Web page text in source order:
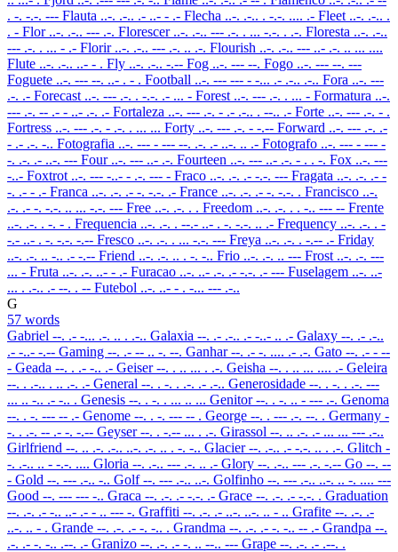
. -. -.-. --- Flauta ..-. .-.. .- ..- - .- Flecha ..-. .-.. . -.-. .... .- Fleet ..-. .-.. .
. - Flor ..-. .-.. --- .-. Florescer ..-. .-.. --- .-. . ... -.-. . .-. Floresta ..-. .-..
--- .-. . ... - .- Florir ..-. .-.. --- .-. .. .-. Flourish ..-. .-.. --- ..- .-. .. ... ....
Flute ..-. .-.. ..- - . Fly ..-. .-.. -.-- Fog ..-. --- --. Fogo ..-. --- --. ---
Foguete ..-. --- --. ..- . - . Football ..-. --- --- - -... .- .-.. .-.. Fora ..-. ---
.-. .- Forecast ..-. --- .-. . -.-. .- ... - Forest ..-. --- .-. . ... - Formatura ..-.
--- .-. -- .- - ..- .-. .- Fortaleza ..-. --- .-. - .- .-.. . --.. .- Forte ..-. --- .-. - .
Fortress ..-. --- .-. - .-. . ... ... Forty ..-. --- .-. - -.-- Forward ..-. --- .-. .-
- .- .-. -.. Fotografia ..-. --- - --- --. .-. .- ..-. .. .- Fotografo ..-. --- - --- -
-. .-. .- ..-. --- Four ..-. --- ..- .-. Fourteen ..-. --- ..- .-. - . . -. Fox ..-. ---
-..- Foxtrot ..-. --- -..- - .-. --- - Fraco ..-. .-. .- -.-. --- Fragata ..-. .-. .- -
-. .- - .- Franca ..-. .-. .- -. -.-. .- France ..-. .-. .- -. -.-. . Francisco ..-.
.-. .- -. -.-. .. ... -.-. --- Free ..-. .-. . . Freedom ..-. .-. . . -.. --- -- Frente
..-. .-. . -. - . Frequencia ..-. .-. . --.- ..- . -. -.-. .. .- Frequency ..-. .-. . -
-.- ..- . -. -.-. -.-- Fresco ..-. .-. . ... -.-. --- Freya ..-. .-. . -.-- .- Friday
..-. .-. .. -.. .- -.-- Friend ..-. .-. .. . -. -.. Frio ..-. .-. .. --- Frost ..-. .-. ---
... - Fruta ..-. .-. ..- - .- Furacao ..-. ..- .-. .- -.-. .- --- Fuselagem ..-. ..-
... . .-.. .- --. . -- Futebol ..-. ..- - . -... --- .-..
G
57 words
Gabriel --. .- -... .-. .. . .-.. Galaxia --. .- .-.. .- -..- .. .- Galaxy --. .- .-..
.- -..- -.-- Gaming --. .- -- .. -. --. Ganhar--. .- -. .... .- .-. Gato --. .- - --
- Geada --. . .- -.. .- Geiser--. . .. ... . .-. Geisha --. . .. ... .... .- Geleira
--. . .-.. . .. .-. .- General --. . -. . .-. .- .-.. Generosidade --. . -. . .-. ---
... .. -.. .- -.. . Genesis --. . -. . ... .. ... Genitor--. . -. .. - --- .-. Genoma
--. . -. --- -- .- Genome --. . -. --- -- . George --. . --- .-. --. . Germany -
-. . .-. -- .- -. -.-- Geyser--. . -.-- ... . .-. Girassol --. .. .-. .- ... ... --- .-..
Girlfriend --. .. .-. .-.. ..-. .-. .. . -. -.. Glacier--. .-.. .- -.-. .. . .-. Glitch -
-. .-.. .. - -.-. .... Gloria --. .-.. --- .-. .. .- Glory --. .-.. --- .-. -.-- Go --. --
- Gold --. --- .-.. -.. Golf--. --- .-.. ..-. Golfinho --. --- .-.. ..-. .. -. .... ---
Good --. --- --- -.. Graca --. .-. .- -.-. .- Grace --. .-. .- -.-. . Graduation
--. .-. .- -.. ..- .- - .. --- -. Graffiti --. .-. .- ..-. ..-. .. - .. Grafite --. .-. .-
..-. .. - . Grande --. .-. .- -. -.. . Grandma --. .-. .- -. -.. -- .- Grandpa --.
.-. .- -. -.. .--. .- Granizo --. .-. .- -. .. --.. --- Grape --. .-. .- .--. .